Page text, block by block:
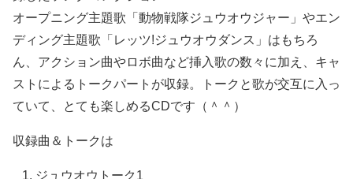
オープニング主題歌「動物戦隊ジュウオウジャー」やエン
ディング主題歌「レッツ!ジュウオウダンス」はもちろ
ん、アクション曲やロボ曲など挿入歌の数々に加え、キャ
ストによるトークパートが収録。トークと歌が交互に入っ
ていて、とても楽しめるCDです（＾＾）
収録曲＆トークは
ジュウオウトーク1